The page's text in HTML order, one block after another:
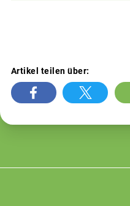
Artikel teilen über: